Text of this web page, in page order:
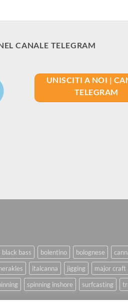
CANALE TELEGRAM
UNISCITI A NOI |
TELEGRAM
black bass bolentino bolognese
italcanna jigging
major craft
spinning inshore surfcasting